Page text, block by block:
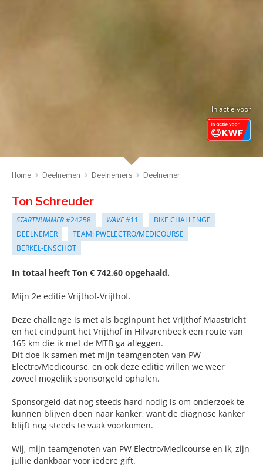
In actie voor
Home Deelnemen Deelnemers Deelnemer
Ton Schreuder
STARTNUMMER#24258 WAVE#11
BIKE CHALLENGE
DEELNEMER
TEAM: PWELECTRO/MEDICOURSE
BERKEL-ENSCHOT
In totaal heeft Ton € 742,60 opgehaald.
Mijn 2e editie Vrijthof-Vrijthof.
Deze challenge is met als beginpunt het Vrijthof Maastricht
en het eindpunt het Vrijthof in Hilvarenbeek een route van
165 km die ik met de MTB ga afleggen.
Dit doe ik samen met mijn teamgenoten van PW
Electro/Medicourse, en ook deze editie willen we weer
zoveel mogelijk sponsorgeld ophalen.
Sponsorgeld dat nog steeds hard nodig is om onderzoek te
kunnen blijven doen naar kanker, want de diagnose kanker
blijft nog steeds te vaak voorkomen.
Wij, mijn teamgenoten van PW Electro/Medicourse en ik, zijn
jullie dankbaar voor iedere gift.